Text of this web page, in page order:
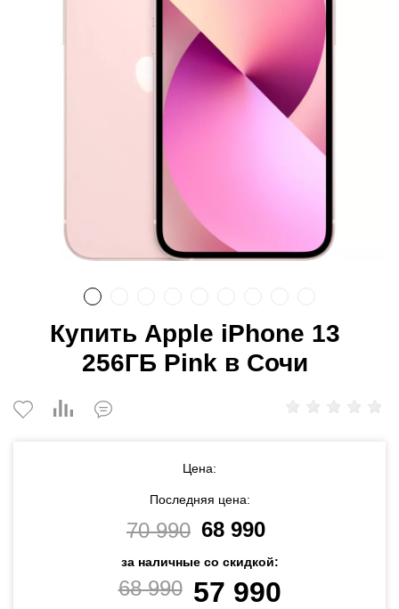
Купить Apple iPhone 13
256ГБ Pink в Сочи
Цена:
Последняя цена:
70 990 68 990
за наличные со скидкой:
68 990 57 990